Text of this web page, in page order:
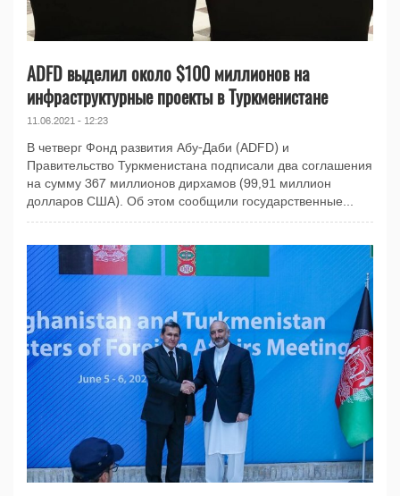
ADFD выделил около $100 миллионов на
инфраструктурные проекты в Туркменистане
11.06.2021 - 12:23
В четверг Фонд развития Абу-Даби (ADFD) и
Правительство Туркменистана подписали два соглашения
на сумму 367 миллионов дирхамов (99,91 миллион
долларов США). Об этом сообщили государственные...